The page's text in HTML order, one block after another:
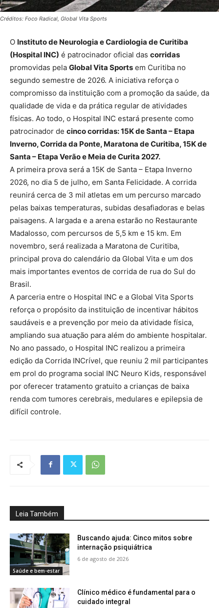
Créditos: Foco Radical, Global Vita Sports
O Instituto de Neurologia e Cardiologia de Curitiba
(Hospital INC) é patrocinador oficial das corridas
promovidas pela Global Vita Sports em Curitiba no
segundo semestre de 2026. A iniciativa reforça o
compromisso da instituição com a promoção da saúde, da
qualidade de vida e da prática regular de atividades
físicas. Ao todo, o Hospital INC estará presente como
patrocinador de cinco corridas: 15K de Santa – Etapa
Inverno, Corrida da Ponte, Maratona de Curitiba, 15K de
Santa – Etapa Verão e Meia de Curita 2027.
A primeira prova será a 15K de Santa – Etapa Inverno
2026, no dia 5 de julho, em Santa Felicidade. A corrida
reunirá cerca de 3 mil atletas em um percurso marcado
pelas baixas temperaturas, subidas desafiadoras e belas
paisagens. A largada e a arena estarão no Restaurante
Madalosso, com percursos de 5,5 km e 15 km. Em
novembro, será realizada a Maratona de Curitiba,
principal prova do calendário da Global Vita e um dos
mais importantes eventos de corrida de rua do Sul do
Brasil.
A parceria entre o Hospital INC e a Global Vita Sports
reforça o propósito da instituição de incentivar hábitos
saudáveis e a prevenção por meio da atividade física,
ampliando sua atuação para além do ambiente hospitalar.
No ano passado, o Hospital INC realizou a primeira
edição da Corrida INCrível, que reuniu 2 mil participantes
em prol do programa social INC Neuro Kids, responsável
por oferecer tratamento gratuito a crianças de baixa
renda com tumores cerebrais, medulares e epilepsia de
difícil controle.
Leia Também
Saúde e bem-estar
Buscando ajuda: Cinco mitos sobre
internação psiquiátrica
6 de agosto de 2026
Clínico médico é fundamental para o
cuidado integral